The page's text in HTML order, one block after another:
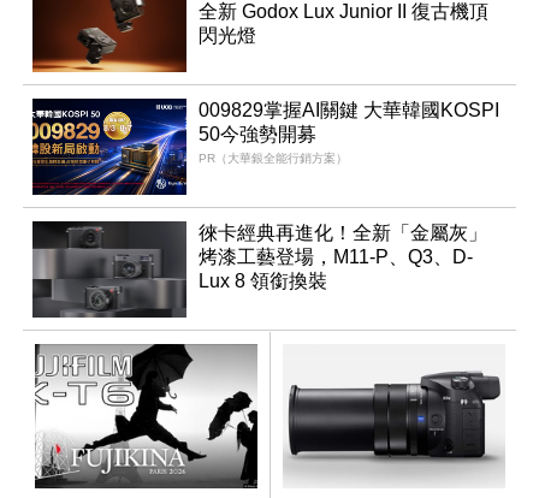
全新 Godox Lux Junior II 復古機頂
閃光燈
009829掌握AI關鍵 大華韓國KOSPI
50今強勢開募
PR（大華銀全能行銷方案）
徠卡經典再進化！全新「金屬灰」
烤漆工藝登場，M11-P、Q3、D-
Lux 8 領銜換裝